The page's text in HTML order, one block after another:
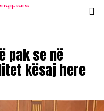
pak se në
kësaj here